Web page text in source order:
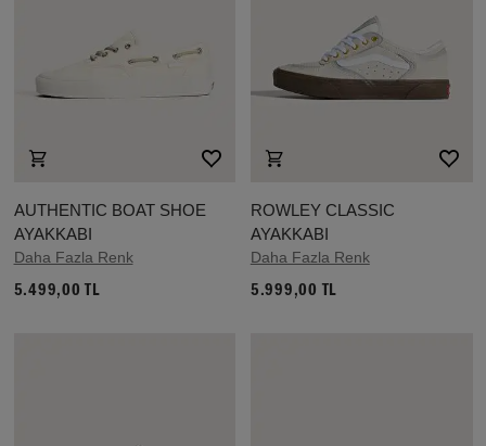
AUTHENTIC BOAT SHOE
AYAKKABI
Daha Fazla Renk
5.499,00 TL
ROWLEY CLASSIC
AYAKKABI
Daha Fazla Renk
5.999,00 TL